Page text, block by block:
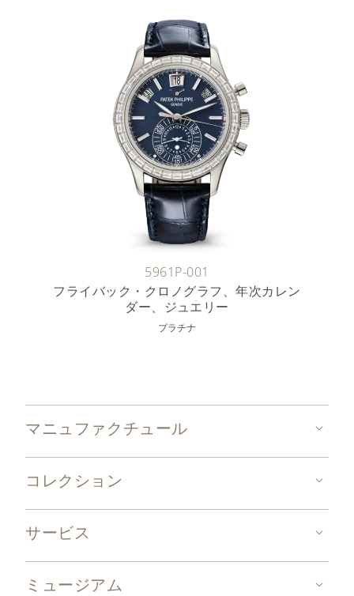
5961P-001
フライバック・クロノグラフ、年次カレン
ダー、ジュエリー
プラチナ
マニュファクチュール
コレクション
サービス
ミュージアム